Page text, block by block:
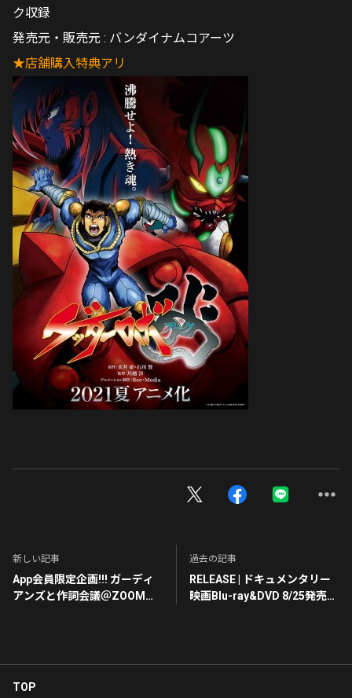
ク収録
発売元・販売元 : バンダイナムコアーツ
★店舗購入特典アリ
新しい記事
App会員限定企画!!! ガーディ
アンズと作詞会議＠ZOOM大
過去の記事
RELEASE | ドキュメンタリー
映画Blu-ray&DVD 8/25発売&
TOP